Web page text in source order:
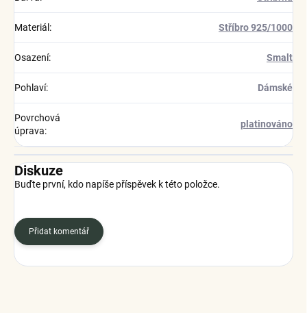
Materiál : Stříbro 925/1000
Osazení: Smalt
Pohlaví: Dámské
Povrchová
úprava:
platinováno
Diskuze
Buďte první, kdo napíše příspěvek k této položce.
Přidat komentář